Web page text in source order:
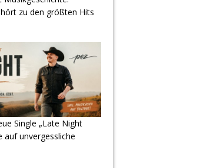
zu den größten Hits
Single „Late Night
auf unvergessliche